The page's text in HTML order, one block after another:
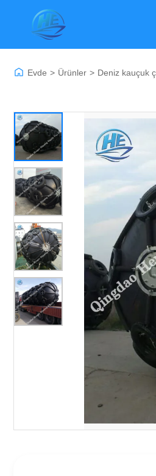
Evde > Ürünler > Deniz kauçuk